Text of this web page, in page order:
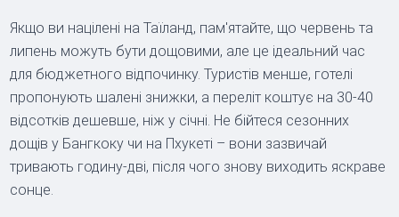
Якщо ви націлені на Таїланд, пам'ятайте, що червень та
липень можуть бути дощовими, але це ідеальний час
для бюджетного відпочинку. Туристів менше, готелі
пропонують шалені знижки, а переліт коштує на 30-40
відсотків дешевше, ніж у січні. Не бійтеся сезонних
дощів у Бангкоку чи на Пхукеті – вони зазвичай
тривають годину-дві, після чого знову виходить яскраве
сонце.